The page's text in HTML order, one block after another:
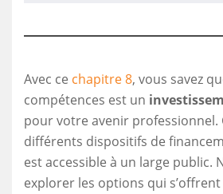
Avec ce chapitre 8, vous savez
compétences est un
pour votre avenir professionnel.
différents dispositifs de
est accessible à un large public.
explorer les options qui s’offrent